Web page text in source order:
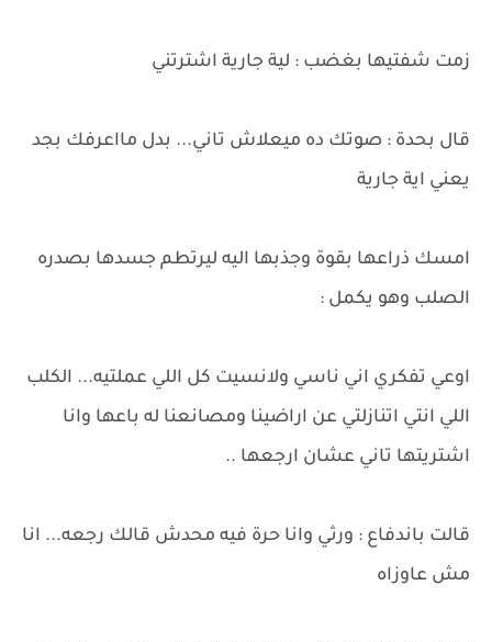
زمت شفتيها بغضب : لية جارية اشترتني
قال بحدة : صوتك ده ميعلاش تاني... بدل مااعرفك بجد
يعني اية جارية
امسك ذراعها بقوة وجذبها اليه ليرتطم جسدها بصدره
الصلب وهو يكمل :
اوعي تفكري اني ناسي ولانسيت كل اللي عملتيه... الكلب
اللي انتي اتنازلتي عن اراضينا ومصانعنا له باعها وانا
اشتريتها تاني عشان ارجعها ..
قالت باندفاع : ورثي وانا حرة فيه محدش قالك رجعه... انا
مش عاوزاه